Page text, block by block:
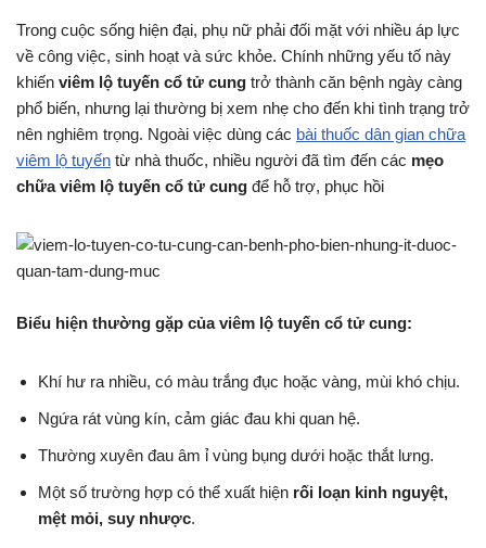
Trong cuộc sống hiện đại, phụ nữ phải đối mặt với nhiều áp lực
về công việc, sinh hoạt và sức khỏe. Chính những yếu tố này
khiến viêm lộ tuyến cổ tử cung trở thành căn bệnh ngày càng
phổ biến, nhưng lại thường bị xem nhẹ cho đến khi tình trạng trở
nên nghiêm trọng. Ngoài việc dùng các bài thuốc dân gian chữa
viêm lộ tuyến từ nhà thuốc, nhiều người đã tìm đến các mẹo
chữa viêm lộ tuyến cổ tử cung để hỗ trợ, phục hồi
Biểu hiện thường gặp của viêm lộ tuyến cổ tử cung:
Khí hư ra nhiều, có màu trắng đục hoặc vàng, mùi khó chịu.
Ngứa rát vùng kín, cảm giác đau khi quan hệ.
Thường xuyên đau âm ỉ vùng bụng dưới hoặc thắt lưng.
Một số trường hợp có thể xuất hiện rối loạn kinh nguyệt,
mệt mỏi, suy nhược.